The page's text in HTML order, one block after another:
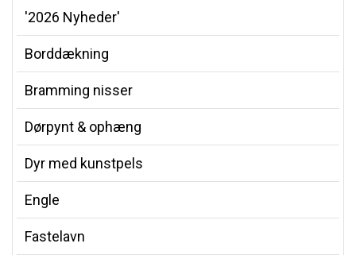
'2026 Nyheder'
Borddækning
Bramming nisser
Dørpynt & ophæng
Dyr med kunstpels
Engle
Fastelavn